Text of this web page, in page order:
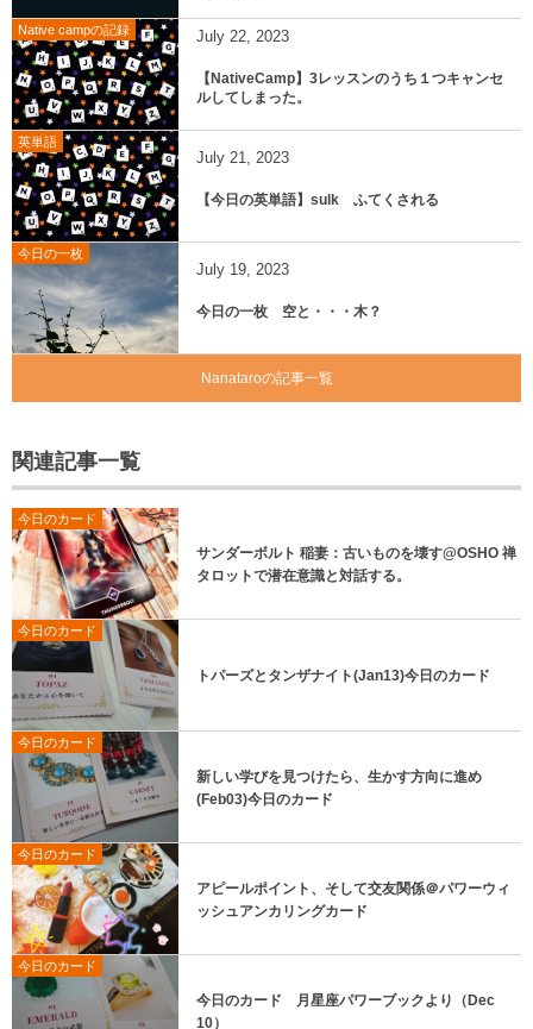
Native campの記録 July 22, 2023
【NativeCamp】3レッスンのうち１つキャンセ
ルしてしまった。
英単語
July 21, 2023
【今日の英単語】sulk ふてくされる
今日の一枚
July 19, 2023
今日の一枚 空と・・・木？
Nanataroの記事一覧
関連記事一覧
今日のカード
サンダーボルト 稲妻：古いものを壊す@OSHO 禅
タロットで潜在意識と対話する。
今日のカード
トパーズとタンザナイト(Jan13)今日のカード
今日のカード
新しい学びを見つけたら、生かす方向に進め
(Feb03)今日のカード
今日のカード
アピールポイント、そして交友関係＠パワーウィ
ッシュアンカリングカード
今日のカード
今日のカード 月星座パワーブックより（Dec
10）